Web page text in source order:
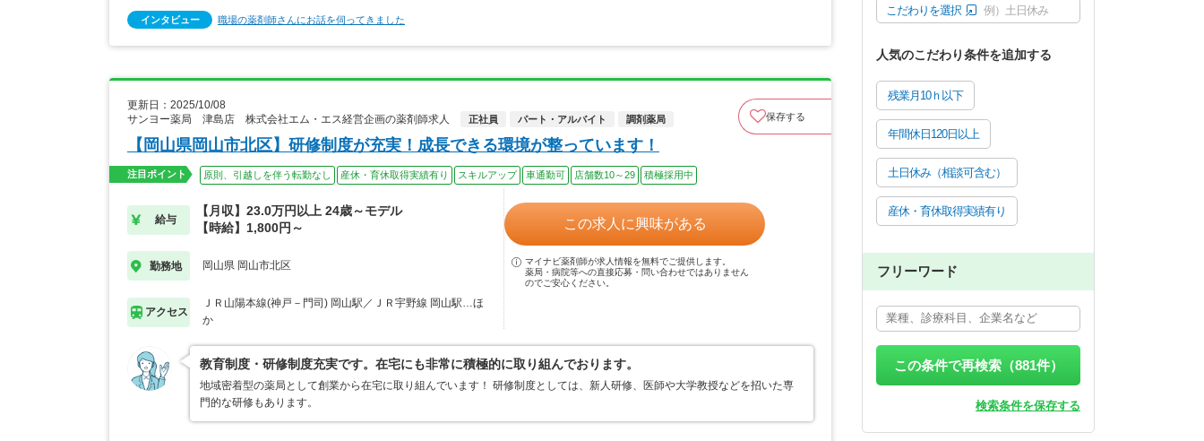
インタビュー 職場の薬剤師さんにお話を伺ってきました
更新日：2025/10/08
サンヨー薬局 津島店 株式会社エム・エス経営企画の薬剤師求人
正社員 パート・アルバイト 調剤薬局 保存する
【岡山県岡山市北区】研修制度が充実！成長できる環境が整っています！
注目ポイント 原則、引越しを伴う転勤なし 産休・育休取得実績有り スキルアップ 車通勤可 店舗数10～29 積極採用中
給与
【月収】23.0万円以上 24歳～モデル
【時給】1,800円～
勤務地 岡山県 岡山市北区
アクセス
ＪＲ山陽本線(神戸－門司) 岡山駅／ＪＲ宇野線 岡山駅…ほ
か
この求人に興味がある
マイナビ薬剤師が求人情報を無料でご提供します。
薬局・病院等への直接応募・問い合わせではありません
のでご安心ください。
教育制度・研修制度充実です。在宅にも非常に積極的に取り組んでおります。
地域密着型の薬局として創業から在宅に取り組んでいます！ 研修制度としては、新人研修、医師や大学教授などを招いた専
門的な研修もあります。
こだわりを選択 例）土日休み
人気のこだわり条件を追加する
残業月10ｈ以下
年間休日120日以上
土日休み（相談可含む）
産休・育休取得実績有り
フリーワード
この条件で再検索（881件）
検索条件を保存する